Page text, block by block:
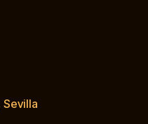
Sevilla